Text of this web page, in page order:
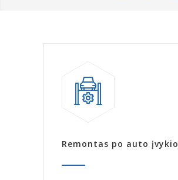
Remontas po auto įvykio